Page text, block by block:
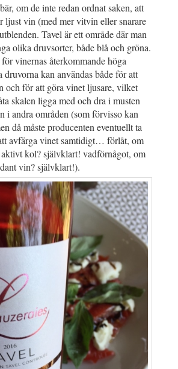
om de inte redan ordnat saken, att
ljust vin (med mer vitvin eller snarare
Tavel är ett område där man
olika druvsorter, både blå och gröna.
vinernas återkommande höga
kan användas både för att
och för att göra vinet ljusare, vilket
skalen ligga med och dra i musten
i andra områden (som förvisso kan
då måste producenten eventuellt ta
avfärga vinet samtidigt… förlåt, om
kol? självklart! vadförnågot, om
vin? självklart!).